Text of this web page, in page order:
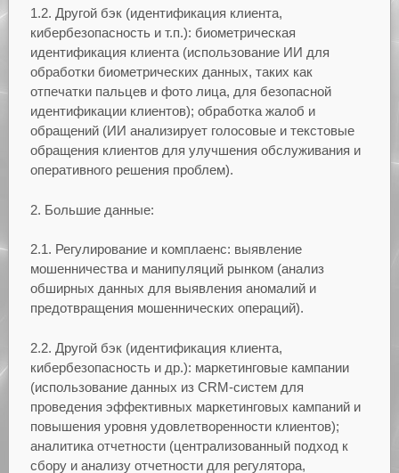
1.2. Другой бэк (идентификация клиента,
кибербезопасность и т.п.): биометрическая
идентификация клиента (использование ИИ для
обработки биометрических данных, таких как
отпечатки пальцев и фото лица, для безопасной
идентификации клиентов); обработка жалоб и
обращений (ИИ анализирует голосовые и текстовые
обращения клиентов для улучшения обслуживания и
оперативного решения проблем).
2. Большие данные:
2.1. Регулирование и комплаенс: выявление
мошенничества и манипуляций рынком (анализ
обширных данных для выявления аномалий и
предотвращения мошеннических операций).
2.2. Другой бэк (идентификация клиента,
кибербезопасность и др.): маркетинговые кампании
(использование данных из CRM-систем для
проведения эффективных маркетинговых кампаний и
повышения уровня удовлетворенности клиентов);
аналитика отчетности (централизованный подход к
сбору и анализу отчетности для регулятора,